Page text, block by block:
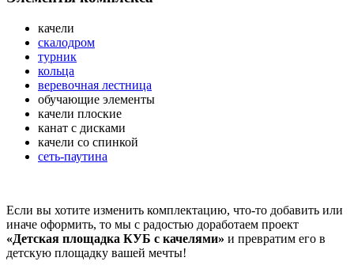
качели
скалодром
турник
кольца
веревочная лестница
обучающие элементы
качели плоские
канат с дисками
качели со спинкой
сеть-паутина
Если вы хотите изменить комплектацию, что-то добавить или
иначе оформить, то мы с радостью доработаем проект
«Детская площадка КУБ с качелями» и превратим его в
детскую площадку вашей мечты!